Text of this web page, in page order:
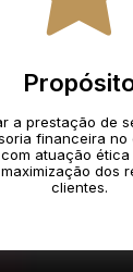
a prestação de
financeira no
atuação
dos
clientes.